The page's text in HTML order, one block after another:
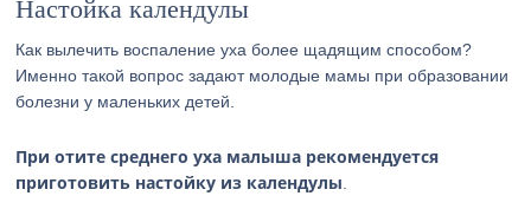
Настойка календулы
Как вылечить воспаление уха более щадящим способом?
Именно такой вопрос задают молодые мамы при образовании
болезни у маленьких детей.
При отите среднего уха малыша рекомендуется
приготовить настойку из календулы